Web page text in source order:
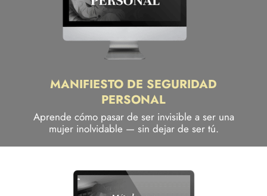
MANIFIESTO DE SEGURIDAD
PERSONAL
Aprende cómo pasar de ser invisible a ser una
mujer inolvidable — sin dejar de ser tú.